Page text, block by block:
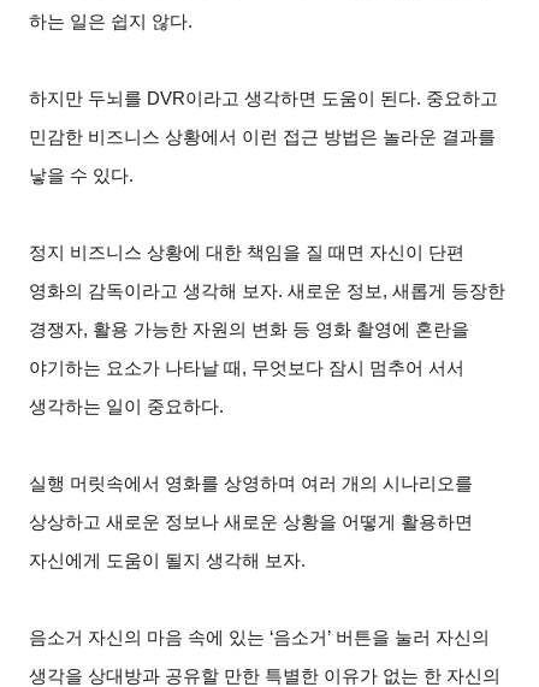
하는 일은 쉽지 않다.
하지만 두뇌를 DVR이라고 생각하면 도움이 된다. 중요하고
민감한 비즈니스 상황에서 이런 접근 방법은 놀라운 결과를
낳을 수 있다.
정지 비즈니스 상황에 대한 책임을 질 때면 자신이 단편
영화의 감독이라고 생각해 보자. 새로운 정보, 새롭게 등장한
경쟁자, 활용 가능한 자원의 변화 등 영화 촬영에 혼란을
야기하는 요소가 나타날 때, 무엇보다 잠시 멈추어 서서
생각하는 일이 중요하다.
실행 머릿속에서 영화를 상영하며 여러 개의 시나리오를
상상하고 새로운 정보나 새로운 상황을 어떻게 활용하면
자신에게 도움이 될지 생각해 보자.
음소거 자신의 마음 속에 있는 ‘음소거’ 버튼을 눌러 자신의
생각을 상대방과 공유할 만한 특별한 이유가 없는 한 자신의